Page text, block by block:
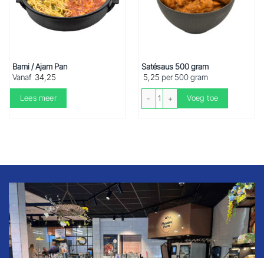
Bami / Ajam Pan
Vanaf 34,25
Lees meer
Satésaus 500 gram
5,25 per 500 gram
Satésaus 500 gram aantal
Voeg toe